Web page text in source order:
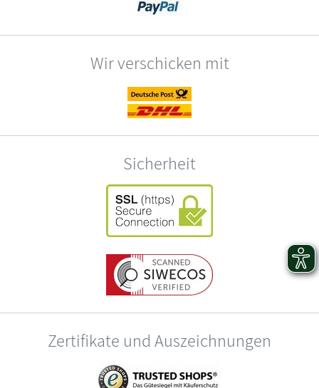
Wir verschicken mit
Sicherheit
Zertifikate und Auszeichnungen